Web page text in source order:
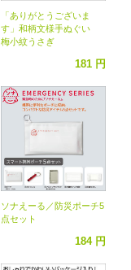
「ありがとうございま
す」和柄文様手ぬぐい
梅小紋うさぎ
181 円
ソナえーる／防災ポーチ5
点セット
184 円